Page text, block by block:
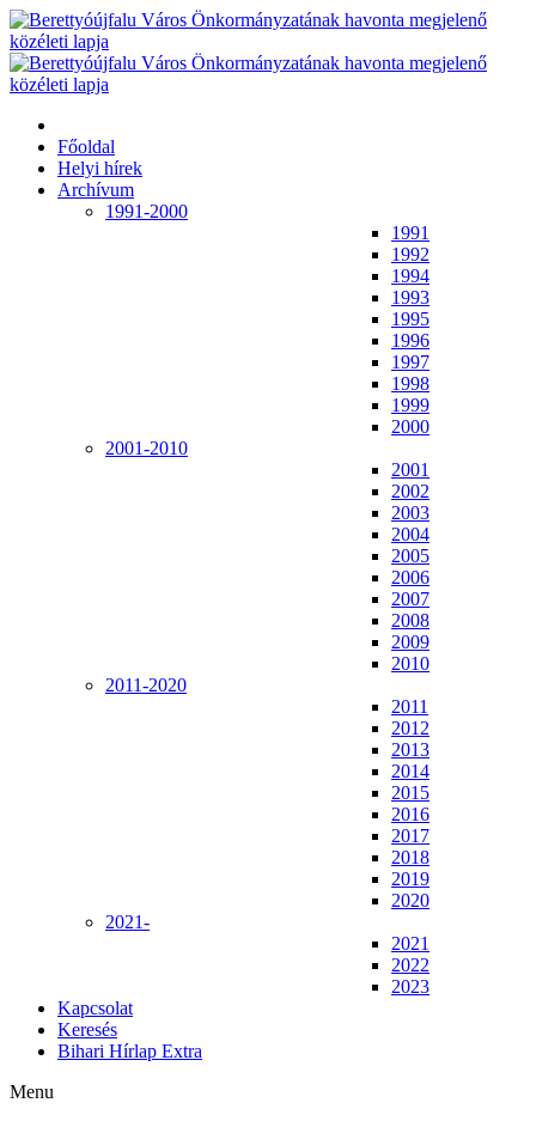
Főoldal
Helyi hírek
Archívum
1991-2000
1991
1992
1994
1993
1995
1996
1997
1998
1999
2000
2001-2010
2001
2002
2003
2004
2005
2006
2007
2008
2009
2010
2011-2020
2011
2012
2013
2014
2015
2016
2017
2018
2019
2020
2021-
2021
2022
2023
Kapcsolat
Keresés
Bihari Hírlap Extra
Menu